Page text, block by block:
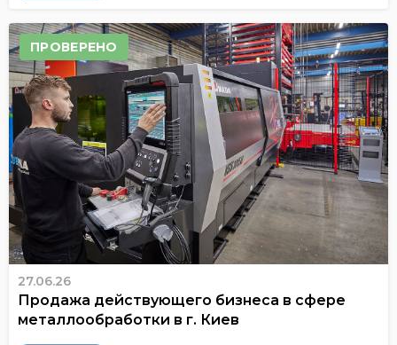
ПРОВЕРЕНО
27.06.26
Продажа действующего бизнеса в сфере
металлообработки в г. Киев